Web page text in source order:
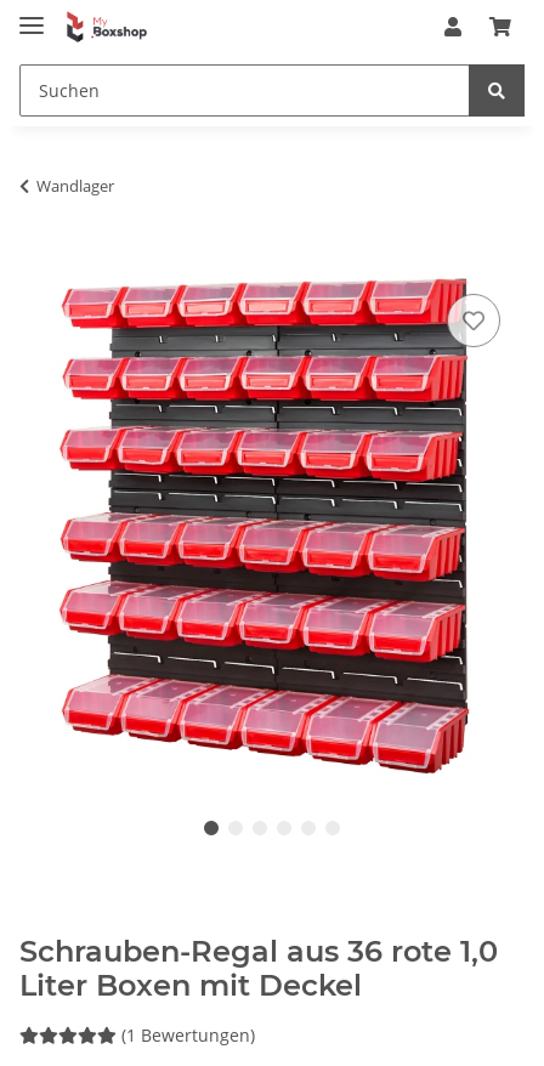
Wandlager
Schrauben-Regal aus 36 rote 1,0
Liter Boxen mit Deckel
(1 Bewertungen)